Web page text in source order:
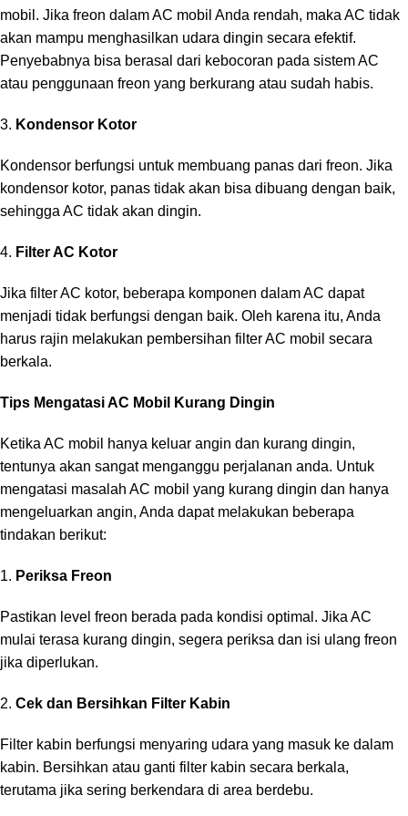
mobil. Jika freon dalam AC mobil Anda rendah, maka AC tidak
akan mampu menghasilkan udara dingin secara efektif.
Penyebabnya bisa berasal dari kebocoran pada sistem AC
atau penggunaan freon yang berkurang atau sudah habis.
3. Kondensor Kotor
Kondensor berfungsi untuk membuang panas dari freon. Jika
kondensor kotor, panas tidak akan bisa dibuang dengan baik,
sehingga AC tidak akan dingin.
4. Filter AC Kotor
Jika filter AC kotor, beberapa komponen dalam AC dapat
menjadi tidak berfungsi dengan baik. Oleh karena itu, Anda
harus rajin melakukan pembersihan filter AC mobil secara
berkala.
Tips Mengatasi AC Mobil Kurang Dingin
Ketika AC mobil hanya keluar angin dan kurang dingin,
tentunya akan sangat menganggu perjalanan anda. Untuk
mengatasi masalah AC mobil yang kurang dingin dan hanya
mengeluarkan angin, Anda dapat melakukan beberapa
tindakan berikut:
Periksa Freon
Pastikan level freon berada pada kondisi optimal. Jika AC
mulai terasa kurang dingin, segera periksa dan isi ulang freon
jika diperlukan.
2. Cek dan Bersihkan Filter Kabin
Filter kabin berfungsi menyaring udara yang masuk ke dalam
kabin. Bersihkan atau ganti filter kabin secara berkala,
terutama jika sering berkendara di area berdebu.